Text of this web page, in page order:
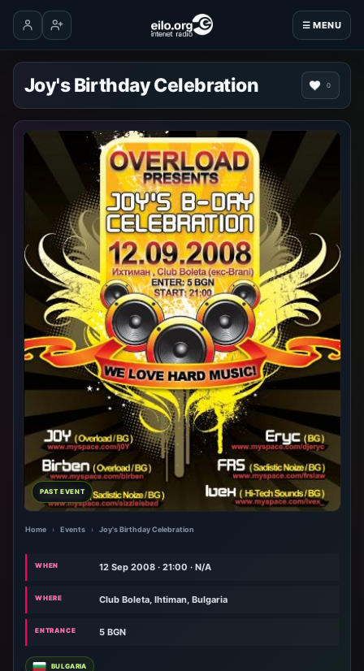
☰ MENU
Log inCreate account
Joy's Birthday Celebration 0
PAST EVENT
Home › Events › Joy's Birthday Celebration
WHEN 12 Sep 2008 · 21:00 · N/A
WHERE Club Boleta, Ihtiman, Bulgaria
ENTRANCE 5 BGN
BULGARIA